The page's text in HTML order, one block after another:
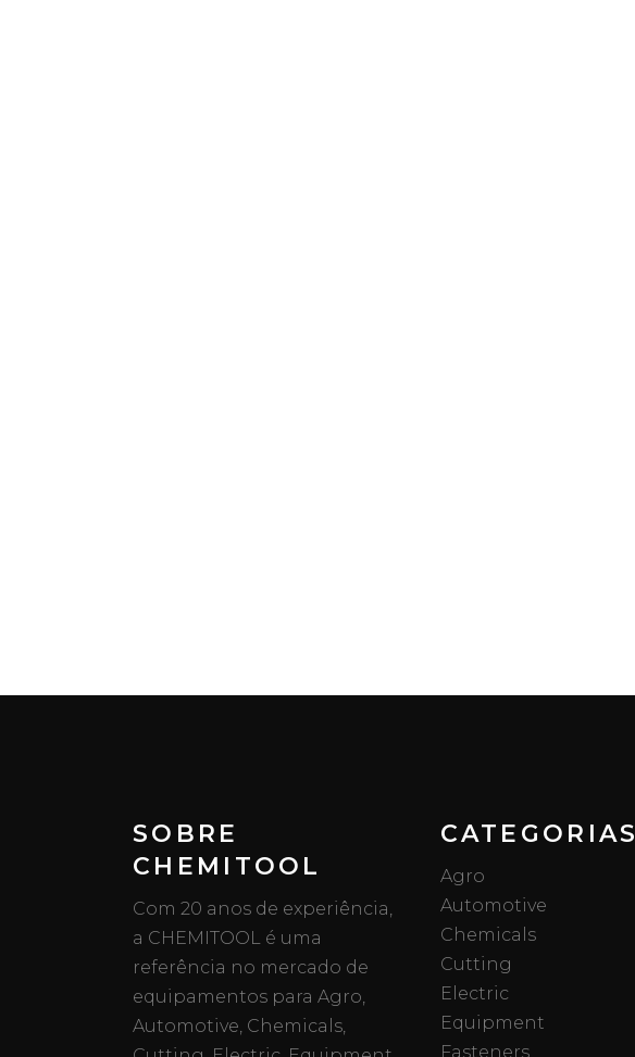
SOBRE
CHEMITOOL
Com 20 anos de experiência,
a CHEMITOOL é uma
referência no mercado de
equipamentos para Agro,
Automotive, Chemicals,
CATEGORIAS
Agro
Automotive
Chemicals
Cutting
Electric
Equipment
Fasteners